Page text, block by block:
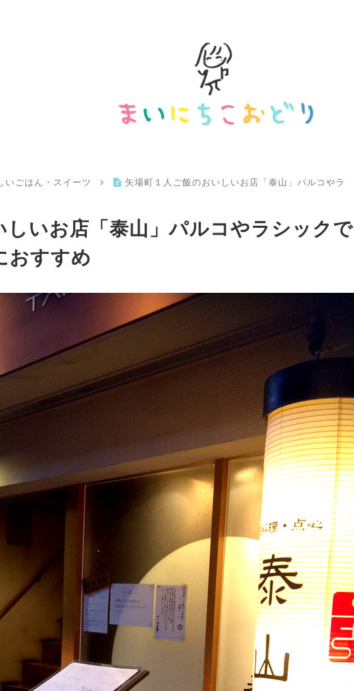
いごはん・スイーツ
矢場町１人ご飯のおいしいお店「泰山」パルコやラ
しいお店「泰山」パルコやラシックで
おすすめ